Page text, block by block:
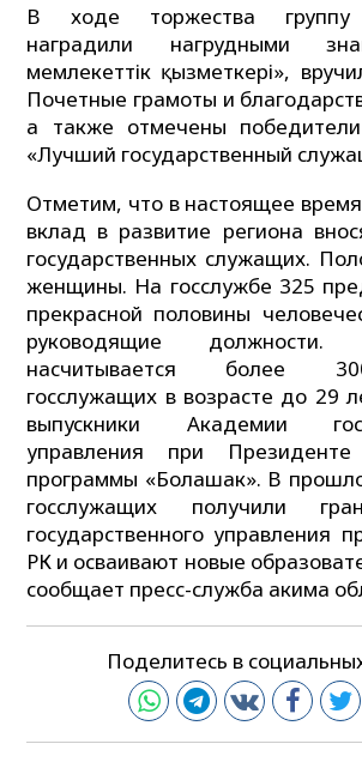
В ходе торжества группу
наградили нагрудными
мемлекеттік қызметкері»,
Почетные грамоты и
а также отмечены
«Лучший государственный
Отметим, что в настоящее
вклад в развитие региона
государственных служащих.
женщины. На госслужбе 325
прекрасной половины
руководящие
насчитывается более
госслужащих в возрасте до 29
выпускники Академии
управления при
программы «Болашак». В
госслужащих получили
государственного управления
РК и осваивают новые
сообщает пресс-служба акима
Поделитесь в